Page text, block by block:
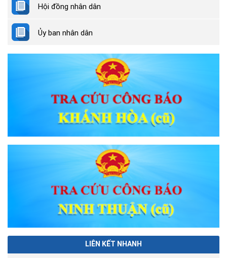
Hội đồng nhân dân
Ủy ban nhân dân
LIÊN KẾT NHANH